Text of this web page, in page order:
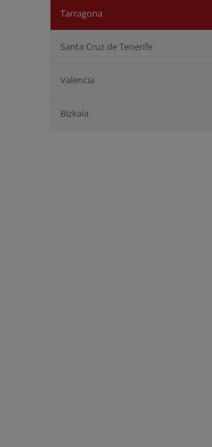
Tarragona
Santa Cruz de Tenerife
Valencia
Bizkaia